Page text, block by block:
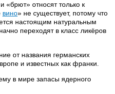
относят только к
вино» не существует, потому что
настоящим натуральным
переходят в класс ликёров
от названия германских
и известных как франки.
в мире запасы ядерного